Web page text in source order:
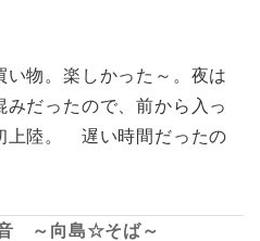
い物。楽しかった～。夜は
だったので、前から入っ
上陸。 遅い時間だったの
音 ～向島☆そば～